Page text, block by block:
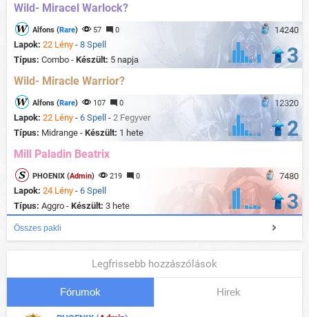
Wild- Miracel Warlock?
14240
Alfons (Rare) 57 0
Lapok: 22 Lény - 8 Spell
Típus: Combo - Készült: 5 napja 3
Wild- Miracle Warrior?
12320
Alfons (Rare) 107 0
Lapok: 22 Lény - 6 Spell - 2 Fegyver
Típus: Midrange - Készült: 1 hete 2
Mill Paladin Beatrix
7480
PHOENIX (Admin) 219 0
Lapok: 24 Lény - 6 Spell
Típus: Aggro - Készült: 3 hete 3
Összes pakli
Legfrissebb hozzászólások
Fórumok Hirek